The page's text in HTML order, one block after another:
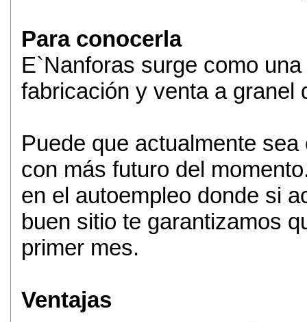
Para conocerla
E`Nanforas surge como
fabricación y venta a granel
Puede que actualmente
con más futuro del
en el autoempleo donde si
buen sitio te garantizamos
primer mes.
Ventajas